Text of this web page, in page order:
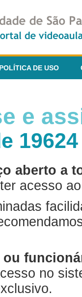
POLÍTICA DE USO
e
aberto a
acesso
no